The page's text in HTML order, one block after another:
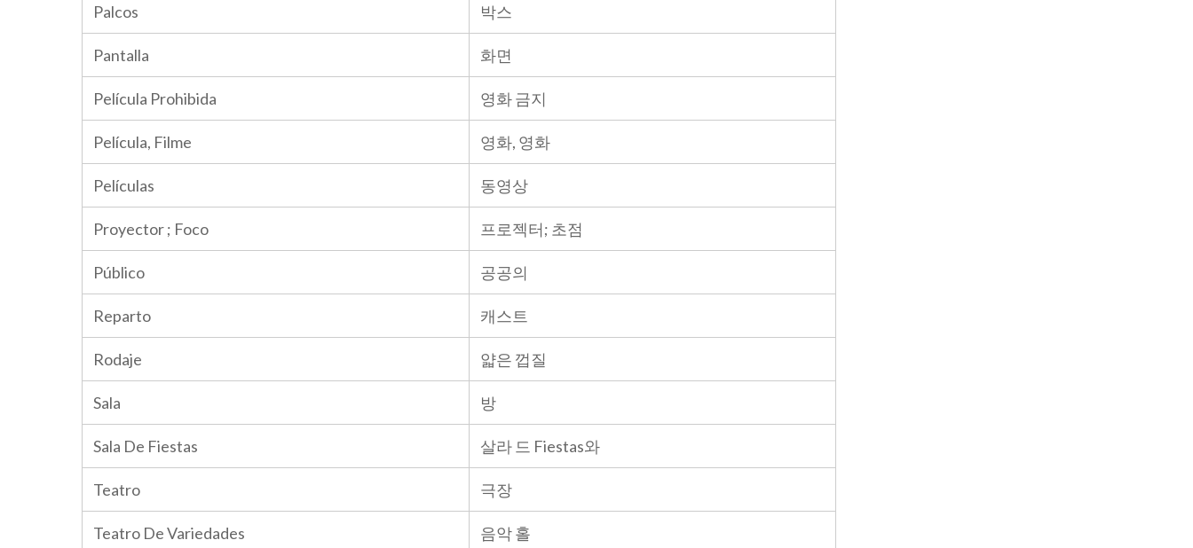
Palcos 박스
Pantalla 화면
Película Prohibida 영화 금지
Película, Filme 영화, 영화
Películas 동영상
Proyector ; Foco 프로젝터; 초점
Público 공공의
Reparto 캐스트
Rodaje 얇은 껍질
Sala 방
Sala De Fiestas 살라 드 Fiestas와
Teatro 극장
Teatro De Variedades 음악 홀